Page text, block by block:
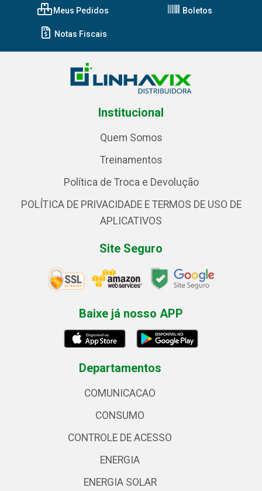
Meus Pedidos Boletos
Notas Fiscais
Institucional
Quem Somos
Treinamentos
Política de Troca e Devolução
POLÍTICA DE PRIVACIDADE E TERMOS DE USO DE
APLICATIVOS
Site Seguro
Baixe já nosso APP
Departamentos
COMUNICACAO
CONSUMO
CONTROLE DE ACESSO
ENERGIA
ENERGIA SOLAR